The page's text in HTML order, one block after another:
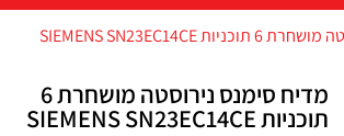
מדיח סימנס נירוסטה מושחרת 6
תוכניות SIEMENS SN23EC14CE